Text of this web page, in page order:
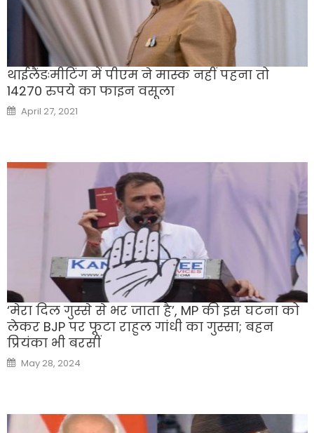
थाईलैंडःमीटिंग में पीएम ने मास्क नहीं पहना तो
14270 रुपये का फाइन वसूला
Posted
on
April 27, 2021
‘मेरा दिल गुस्‍से से भर जाता है’, MP की इस घटना को
लेकर BJP पर फूटा राहुल गांधी का गुस्‍सा; बहन
प्र‍ियंका भी बरसीं
Posted
on
May 28, 2024